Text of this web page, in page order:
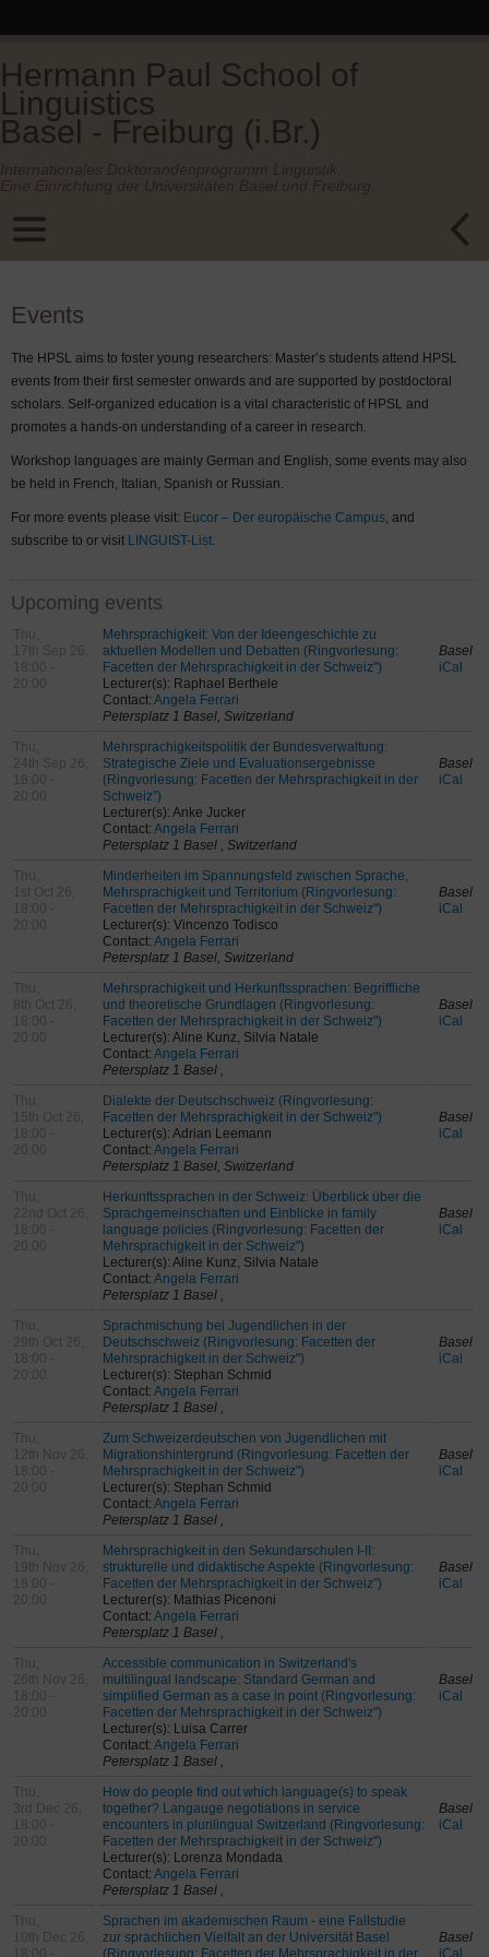
Hermann Paul School of
Linguistics
Basel - Freiburg (i.Br.)
Events
The HPSL aims to foster young researchers: Master’s students attend HPSL
events from their first semester onwards and are supported by postdoctoral
scholars. Self-organized education is a vital characteristic of HPSL and
promotes a hands-on understanding of a career in research.
Workshop languages are mainly German and English, some events may also
be held in French, Italian, Spanish or Russian.
For more events please visit: Eucor – Der europäische Campus, and
subscribe to or visit LINGUIST-List.
Upcoming events
Thu,
17th Sep 26,
20:00
Mehrsprachigkeit: Von der Ideengeschichte zu
aktuellen Modellen und Debatten (Ringvorlesung:
Facetten der Mehrsprachigkeit in der Schweiz")
Lecturer(s): Raphael Berthele
Contact: Angela Ferrari
Petersplatz 1 Basel, Switzerland
Basel
iCal
Thu,
24th Sep 26,
20:00
Mehrsprachigkeitspolitik der Bundesverwaltung:
Strategische Ziele und Evaluationsergebnisse
(Ringvorlesung: Facetten der Mehrsprachigkeit in der
Schweiz”)
Lecturer(s): Anke Jucker
Contact: Angela Ferrari
Petersplatz 1 Basel , Switzerland
Basel
iCal
Thu,
1st Oct 26,
20:00
Minderheiten im Spannungsfeld zwischen Sprache,
Mehrsprachigkeit und Territorium (Ringvorlesung:
Facetten der Mehrsprachigkeit in der Schweiz")
Lecturer(s): Vincenzo Todisco
Contact: Angela Ferrari
Petersplatz 1 Basel, Switzerland
Basel
iCal
Thu,
8th Oct 26,
20:00
Mehrsprachigkeit und Herkunftssprachen: Begriffliche
und theoretische Grundlagen (Ringvorlesung:
Facetten der Mehrsprachigkeit in der Schweiz")
Lecturer(s): Aline Kunz, Silvia Natale
Contact: Angela Ferrari
Petersplatz 1 Basel ,
Basel
iCal
Thu,
15th Oct 26,
20:00
Dialekte der Deutschschweiz (Ringvorlesung:
Facetten der Mehrsprachigkeit in der Schweiz")
Lecturer(s): Adrian Leemann
Contact: Angela Ferrari
Petersplatz 1 Basel, Switzerland
Basel
iCal
Thu,
22nd Oct 26,
20:00
Herkunftssprachen in der Schweiz: Überblick über die
Sprachgemeinschaften und Einblicke in family
language policies (Ringvorlesung: Facetten der
Mehrsprachigkeit in der Schweiz")
Lecturer(s): Aline Kunz, Silvia Natale
Contact: Angela Ferrari
Petersplatz 1 Basel ,
Basel
iCal
Thu,
29th Oct 26,
20:00
Sprachmischung bei Jugendlichen in der
Deutschschweiz (Ringvorlesung: Facetten der
Mehrsprachigkeit in der Schweiz")
Lecturer(s): Stephan Schmid
Contact: Angela Ferrari
Petersplatz 1 Basel ,
Basel
iCal
Thu,
12th Nov 26,
20:00
Zum Schweizerdeutschen von Jugendlichen mit
Migrationshintergrund (Ringvorlesung: Facetten der
Mehrsprachigkeit in der Schweiz")
Lecturer(s): Stephan Schmid
Contact: Angela Ferrari
Petersplatz 1 Basel ,
Basel
iCal
Thu,
19th Nov 26,
20:00
Mehrsprachigkeit in den Sekundarschulen I-II:
strukturelle und didaktische Aspekte (Ringvorlesung:
Facetten der Mehrsprachigkeit in der Schweiz")
Lecturer(s): Mathias Picenoni
Contact: Angela Ferrari
Petersplatz 1 Basel ,
Basel
iCal
Thu,
26th Nov 26,
20:00
Accessible communication in Switzerland's
multilingual landscape: Standard German and
simplified German as a case in point (Ringvorlesung:
Facetten der Mehrsprachigkeit in der Schweiz")
Lecturer(s): Luisa Carrer
Contact: Angela Ferrari
Petersplatz 1 Basel ,
Basel
iCal
Thu,
3rd Dec 26,
20:00
How do people find out which language(s) to speak
together? Langauge negotiations in service
encounters in plurilingual Switzerland (Ringvorlesung:
Facetten der Mehrsprachigkeit in der Schweiz")
Lecturer(s): Lorenza Mondada
Contact: Angela Ferrari
Petersplatz 1 Basel ,
Basel
iCal
Thu,
10th Dec 26,
Sprachen im akademischen Raum - eine Fallstudie
zur sprachlichen Vielfalt an der Universität Basel
(Ringvorlesung: Facetten der Mehrsprachigkeit in der
Basel
iCal